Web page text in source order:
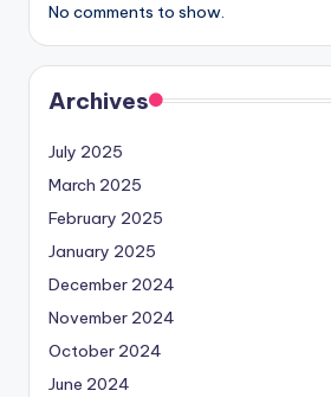
No comments to show.
Archives
July 2025
March 2025
February 2025
January 2025
December 2024
November 2024
October 2024
June 2024